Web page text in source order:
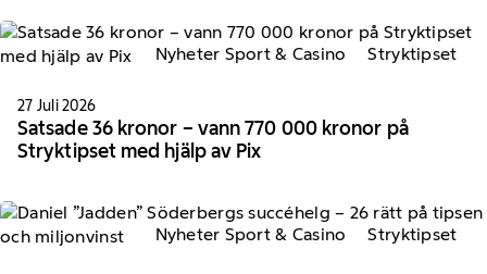
Nyheter Sport & Casino Stryktipset
27 Juli 2026
Satsade 36 kronor – vann 770 000 kronor på
Stryktipset med hjälp av Pix
Nyheter Sport & Casino Stryktipset